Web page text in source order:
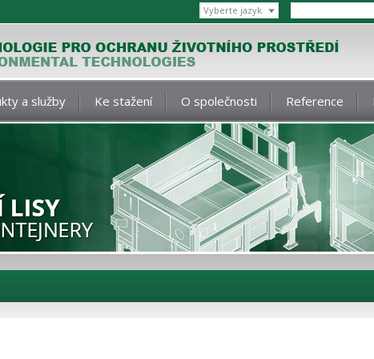
Vyberte jazyk
a služby Ke stažení O společnosti Reference